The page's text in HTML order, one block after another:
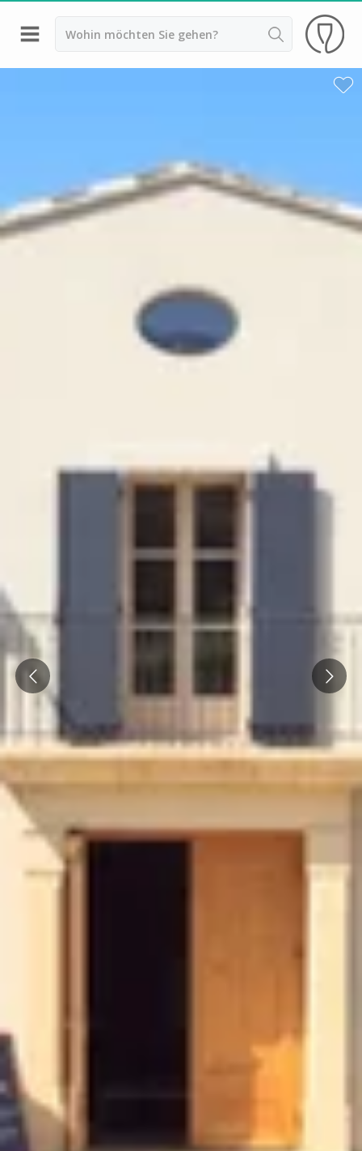
Zurück
Weingüter & Weinprobe Marseille
Weingüter & Weinprobe Nizza
Weingüter & Weinprobe Var
Weingüter & Weinprobe Bordeaux
Weingüter & Weinprobe Beaujolais
Destillerien & Weinkeller Cognac
Destillerien & Weinkeller Calvados
Weingüter & Weinprobe Jura
Rumbrennereien & Destillerien Martinique
Destillerien & Weinkeller Poitou Charentes
Weingüter & Weinprobe Provence
Weingüter & Weinprobe Savoie
Weingüter & Weinprobe Südwesten
Weingüter & Weinprobe Loiretal
Weingüter & Weinprobe Rhonetal
Cave historique des hospices de Strasbourg
Champagne Canard-Duchêne
Champagne Ruinart
Champagne Taittinger
Champagne Veuve Clicquot
Prev Next